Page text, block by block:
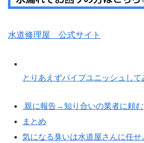
水道修理屋 公式サイト
とりあえずパイプユニッシュし
親に報告→知り合いの業者に頼む
まとめ
気になる臭いは水道屋さんに任せ